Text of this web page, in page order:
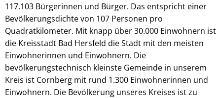
117.103 Bürgerinnen und Bürger. Das entspricht einer
Bevölkerungsdichte von 107 Personen pro
Quadratkilometer. Mit knapp über 30.000 Einwohnern ist
die Kreisstadt Bad Hersfeld die Stadt mit den meisten
Einwohnerinnen und Einwohnern. Die
bevölkerungstechnisch kleinste Gemeinde in unserem
Kreis ist Cornberg mit rund 1.300 Einwohnerinnen und
Einwohnern. Die Bevölkerung unseres Kreises ist zu